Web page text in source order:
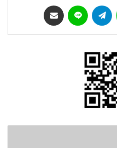
واتساب تيلقرام لاين